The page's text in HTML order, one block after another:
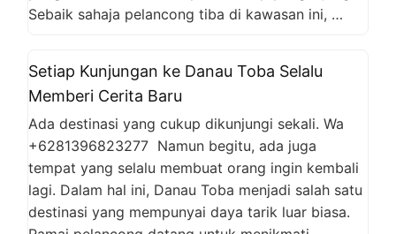
Sebaik sahaja pelancong tiba di kawasan ini, …
Setiap Kunjungan ke Danau Toba Selalu
Memberi Cerita Baru
Ada destinasi yang cukup dikunjungi sekali. Wa
+6281396823277 Namun begitu, ada juga
tempat yang selalu membuat orang ingin kembali
lagi. Dalam hal ini, Danau Toba menjadi salah satu
destinasi yang mempunyai daya tarik luar biasa.